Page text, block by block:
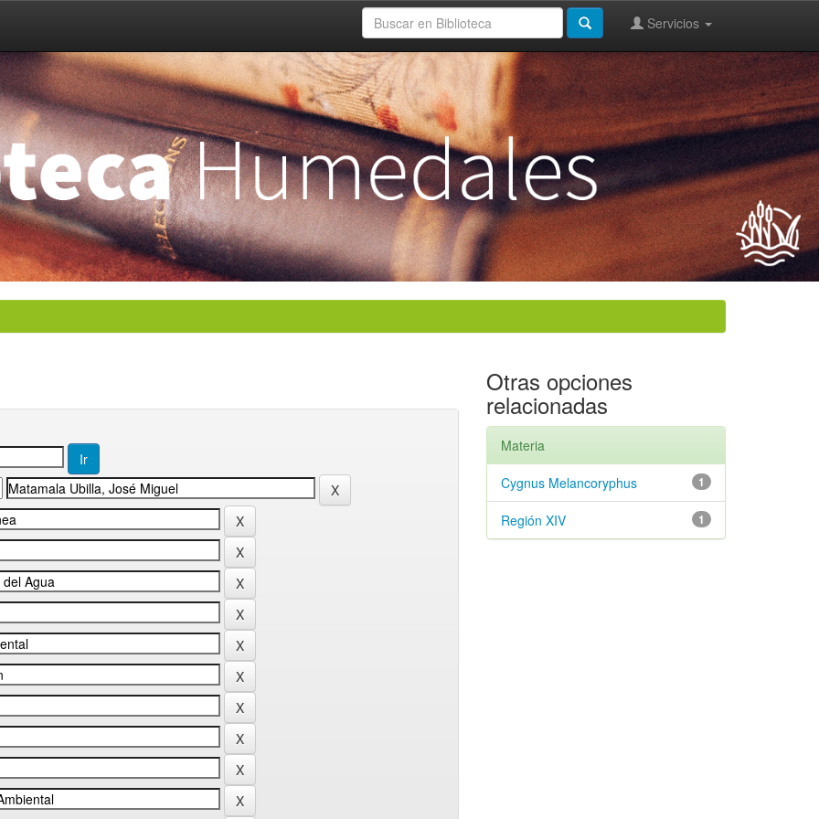
Servicios
Otras opciones
relacionadas
Materia
1
Cygnus Melancoryphus
1
Región XIV